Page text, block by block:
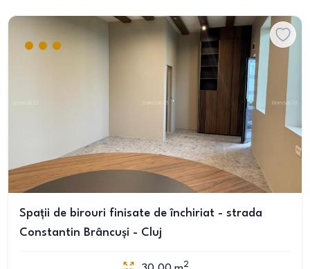
Spații de birouri finisate de închiriat - strada
Constantin Brâncuși - Cluj
2